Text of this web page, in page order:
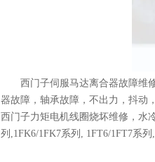
西门子伺服马达离合器故障维
器故障，轴承故障，不出力，抖动
西门子力矩电机线圈烧坏维修，水
列,1FK6/1FK7系列, 1FT6/1FT7系列